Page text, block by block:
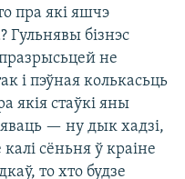
пра які яшчэ
Гульнявы бізнэс
не
і пэўная колькасьць
якія стаўкі яны
— ну дык хадзі,
сёньня ў краіне
то хто будзе